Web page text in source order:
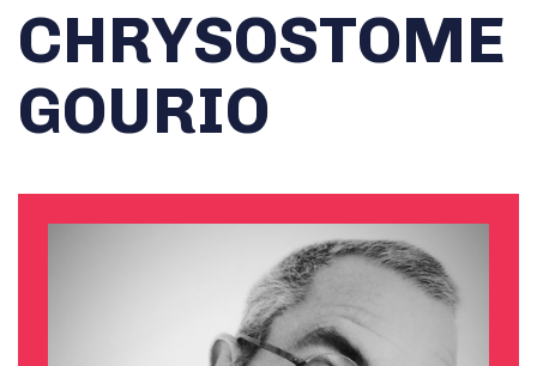
CHRYSOSTOME
GOURIO